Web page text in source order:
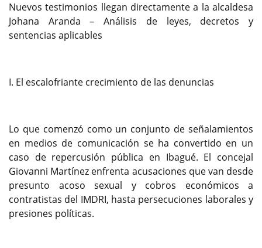
Nuevos testimonios llegan directamente a la alcaldesa
Johana Aranda – Análisis de leyes, decretos y
sentencias aplicables
I. El escalofriante crecimiento de las denuncias
Lo que comenzó como un conjunto de señalamientos
en medios de comunicación se ha convertido en un
caso de repercusión pública en Ibagué. El concejal
Giovanni Martínez enfrenta acusaciones que van desde
presunto acoso sexual y cobros económicos a
contratistas del IMDRI, hasta persecuciones laborales y
presiones políticas.